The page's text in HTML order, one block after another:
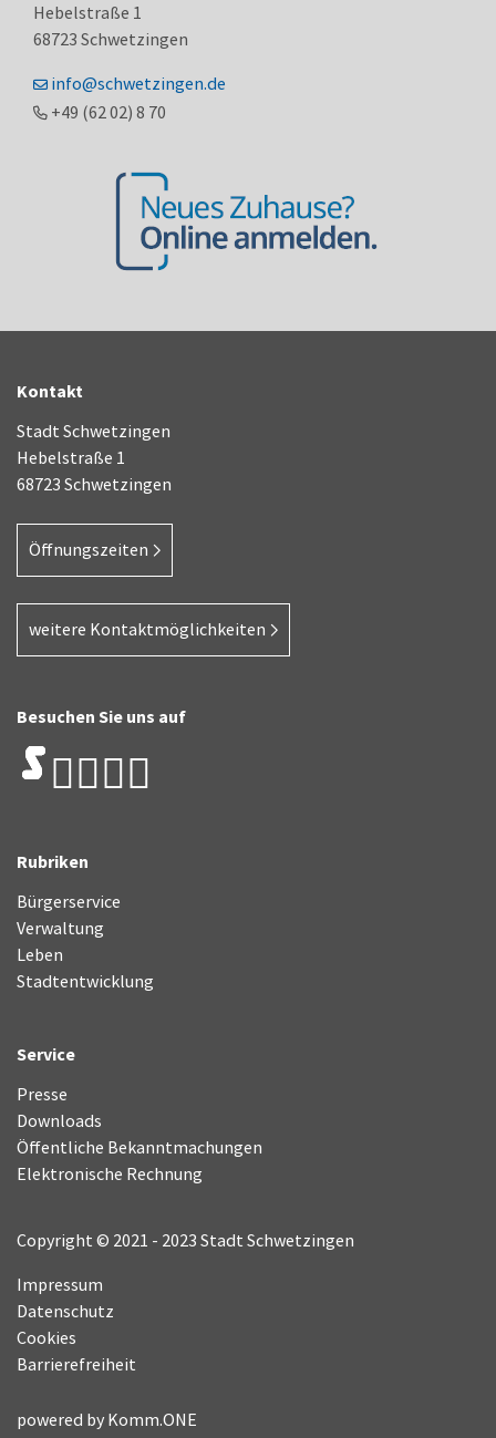
Hebelstraße 1
68723 Schwetzingen
info@schwetzingen.de
+49 (6202) 8 70
Kontakt
Stadt Schwetzingen
Hebelstraße 1
68723 Schwetzingen
Öffnungszeiten
weitere Kontaktmöglichkeiten
Besuchen Sie uns auf
Rubriken
Bürgerservice
Verwaltung
Leben
Stadtentwicklung
Service
Presse
Downloads
Öffentliche Bekanntmachungen
Elektronische Rechnung
Copyright © 2021 - 2023 Stadt Schwetzingen
Impressum
Datenschutz
Cookies
Barrierefreiheit
powered by Komm.ONE